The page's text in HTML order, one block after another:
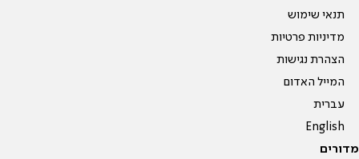
תנאי שימוש
מדיניות פרטיות
הצהרת נגישות
המייל האדום
עברית
English
מדורים